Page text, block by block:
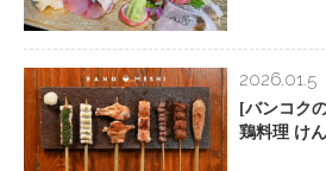
2026.01.5
[バンコク
鶏料理 けん